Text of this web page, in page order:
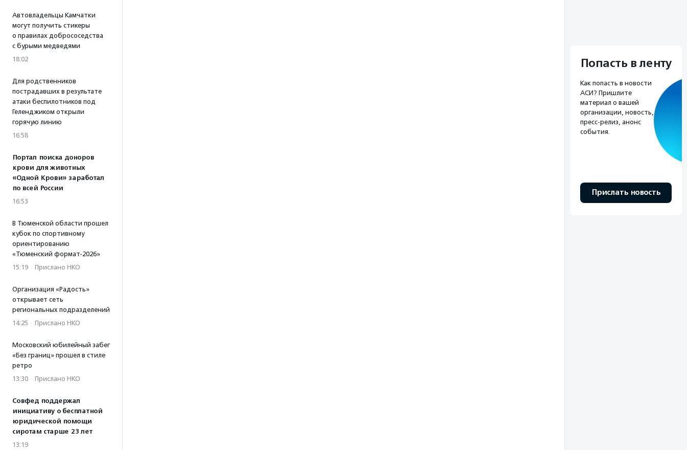
Автовладельцы Камчатки
могут получить стикеры
о правилах добрососедства
с бурыми медведями
18:02
Для родственников
пострадавших в результате
атаки беспилотников под
Геленджиком открыли
горячую линию
16:58
Портал поиска доноров
крови для животных
«Одной Крови» заработал
по всей России
16:53
В Тюменской области прошел
кубок по спортивному
ориентированию
«Тюменский формат-2026»
15:19 · Прислано НКО
Организация «Радость»
открывает сеть
региональных подразделений
14:25 · Прислано НКО
Московский юбилейный забег
«Без границ» прошел в стиле
ретро
13:30 · Прислано НКО
Совфед поддержал
инициативу о бесплатной
юридической помощи
сиротам старше 23 лет
13:19
Попасть в ленту
Как попасть в новости
АСИ? Пришлите
материал о вашей
организации, новость,
пресс-релиз, анонс
события.
Прислать новость